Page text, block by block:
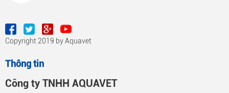
Copyright 2019 by Aquavet
Thông tin
Công ty TNHH AQUAVET